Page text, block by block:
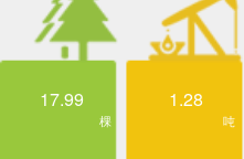
17.99
棵
1.28
吨